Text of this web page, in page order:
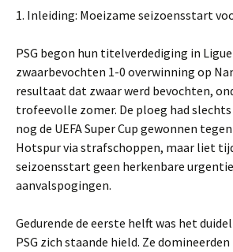
1. Inleiding: Moeizame seizoensstart
PSG begon hun titelverdediging in
zwaarbevochten 1-0 overwinning op
resultaat dat zwaar werd bevochten,
trofeevolle zomer. De ploeg had
nog de UEFA Super Cup gewonnen
Hotspur via strafschoppen, maar liet
seizoensstart geen herkenbare
aanvalspogingen.
Gedurende de eerste helft was het
PSG zich staande hield. Ze